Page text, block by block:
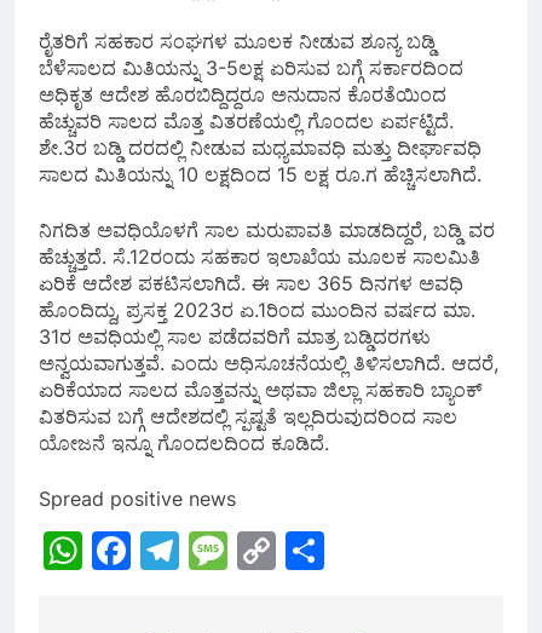
ರೈತರಿಗೆ ಸಹಕಾರ ಸಂಘಗಳ ಮೂಲಕ ನೀಡುವ ಶೂನ್ಯ ಬಡ್ಡಿ
ಬೆಳೆಸಾಲದ ಮಿತಿಯನ್ನು 3-5ಲಕ್ಷ ಏರಿಸುವ ಬಗ್ಗೆ ಸರ್ಕಾರದಿಂದ
ಅಧಿಕೃತ ಆದೇಶ ಹೊರಬಿದ್ದಿದ್ದರೂ ಅನುದಾನ ಕೊರತೆಯಿಂದ
ಹೆಚ್ಚುವರಿ ಸಾಲದ ಮೊತ್ತ ವಿತರಣೆಯಲ್ಲಿ ಗೊಂದಲ ಏರ್ಪಟ್ಟಿದೆ.
ಶೇ.3ರ ಬಡ್ಡಿ ದರದಲ್ಲಿ ನೀಡುವ ಮಧ್ಯಮಾವಧಿ ಮತ್ತು ದೀರ್ಘಾವಧಿ
ಸಾಲದ ಮಿತಿಯನ್ನು 10 ಲಕ್ಷದಿಂದ 15 ಲಕ್ಷ ರೂ.ಗ ಹೆಚ್ಚಿಸಲಾಗಿದೆ.
ನಿಗದಿತ ಅವಧಿಯೊಳಗೆ ಸಾಲ ಮರುಪಾವತಿ ಮಾಡದಿದ್ದರೆ, ಬಡ್ಡಿ ವರ
ಹೆಚ್ಚುತ್ತದೆ. ಸೆ.12ರಂದು ಸಹಕಾರ ಇಲಾಖೆಯ ಮೂಲಕ ಸಾಲಮಿತಿ
ಏರಿಕೆ ಆದೇಶ ಪಕಟಿಸಲಾಗಿದೆ. ಈ ಸಾಲ 365 ದಿನಗಳ ಅವಧಿ
ಹೊಂದಿದ್ದು, ಪ್ರಸಕ್ತ 2023ರ ಏ.1ರಿಂದ ಮುಂದಿನ ವರ್ಷದ ಮಾ.
31ರ ಅವಧಿಯಲ್ಲಿ ಸಾಲ ಪಡೆದವರಿಗೆ ಮಾತ್ರ ಬಡ್ಡಿದರಗಳು
ಅನ್ವಯವಾಗುತ್ತವೆ. ಎಂದು ಅಧಿಸೂಚನೆಯಲ್ಲಿ ತಿಳಿಸಲಾಗಿದೆ. ಆದರೆ,
ಏರಿಕೆಯಾದ ಸಾಲದ ಮೊತ್ತವನ್ನು ಅಥವಾ ಜಿಲ್ಲಾ ಸಹಕಾರಿ ಬ್ಯಾಂಕ್
ವಿತರಿಸುವ ಬಗ್ಗೆ ಆದೇಶದಲ್ಲಿ ಸ್ಪಷ್ಟತೆ ಇಲ್ಲದಿರುವುದರಿಂದ ಸಾಲ
ಯೋಜನೆ ಇನ್ನೂ ಗೊಂದಲದಿಂದ ಕೂಡಿದೆ.
Spread positive news
WhatsApp
Facebook
Telegram
Message
Copy